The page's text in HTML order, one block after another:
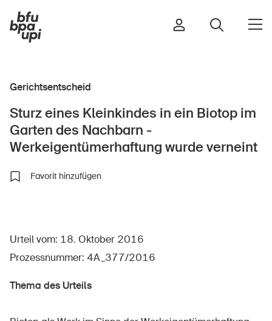
Sport & Bewegung
Gebäude & Anlagen
Gerichtsentscheid
Sturz eines Kleinkindes in ein Biotop im
Garten des Nachbarn -
Werkeigentümerhaftung wurde verneint
Favorit hinzufügen
Urteil vom: 18. Oktober 2016
Prozessnummer: 4A_377/2016
Thema des Urteils